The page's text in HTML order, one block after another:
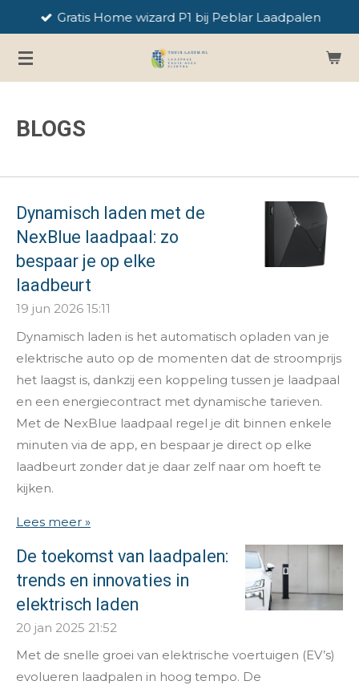
naar
de
Gratis Home wizard P1 bij Peblar Laadpalen
BLOGS
Dynamisch laden met de
NexBlue laadpaal: zo
bespaar je op elke
laadbeurt
19 jun 2026 15:11
Dynamisch laden is het automatisch opladen van je
elektrische auto op de momenten dat de stroomprijs
het laagst is, dankzij een koppeling tussen je laadpaal
en een energiecontract met dynamische tarieven.
Met de NexBlue laadpaal regel je dit binnen enkele
minuten via de app, en bespaar je direct op elke
laadbeurt zonder dat je daar zelf naar om hoeft te
kijken.
Lees meer »
De toekomst van laadpalen:
trends en innovaties in
elektrisch laden
20 jan 2025 21:52
Met de snelle groei van elektrische voertuigen (EV’s)
evolueren laadpalen in hoog tempo. De